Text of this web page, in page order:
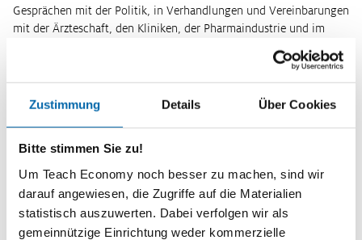
Zustimmung Details Über Cookies
Bitte stimmen Sie zu!
Um Teach Economy noch besser zu machen, sind wir
darauf angewiesen, die Zugriffe auf die Materialien
statistisch auszuwerten. Dabei verfolgen wir als
gemeinnützige Einrichtung weder kommerzielle
Gesprächen mit der Politik, in Verhandlungen und Vereinbarungen
mit der Ärzteschaft, den Kliniken, der Pharmaindustrie und im
Herausforderung ist es, dass wir sowohl die Interessen von
denjenigen, die die Beitragszahlungen leisten und das System
finanzieren, also alle Arbeitgeber und Versicherten, aber auch
wieder um die richtige Balance zwischen Finanzierbarkeit und
guter Versorgung. Und diese Interessen versuchen wir auch
einzubringen. Das sind keine leichten Diskussionen, das nehmen
Sie ja auch wahr, dass im Gesundheitssystem jeder seine eigenen
Interessen vertritt, und das oftmals mit sehr harten Bandagen.